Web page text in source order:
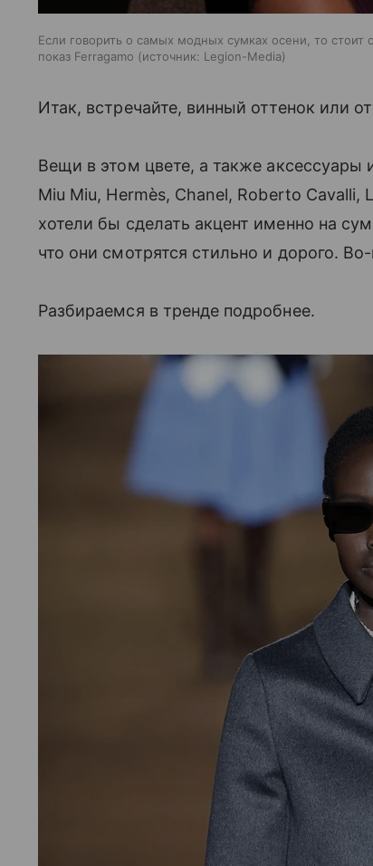
Если говорить о самых модных сумках осени, то
показ Ferragamo
источник: Legion-Media
Итак, встречайте, винный оттенок или
Вещи в этом цвете, а также аксессуары
Miu Miu, Hermès, Chanel, Roberto
хотели бы сделать акцент именно на
что они смотрятся стильно и дорого.
Разбираемся в тренде подробнее.